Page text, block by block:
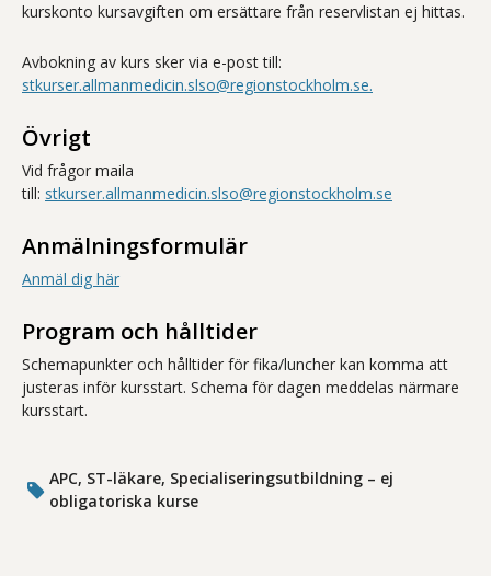
kurskonto kursavgiften om ersättare från reservlistan ej hittas.
Avbokning av kurs sker via e-post till:
stkurser.allmanmedicin.slso@regionstockholm.se.
Övrigt
Vid frågor maila
till: stkurser.allmanmedicin.slso@regionstockholm.se
Anmälningsformulär
Anmäl dig här
Program och hålltider
Schemapunkter och hålltider för fika/luncher kan komma att
justeras inför kursstart. Schema för dagen meddelas närmare
kursstart.
APC, ST-läkare, Specialiseringsutbildning – ej
obligatoriska kurse